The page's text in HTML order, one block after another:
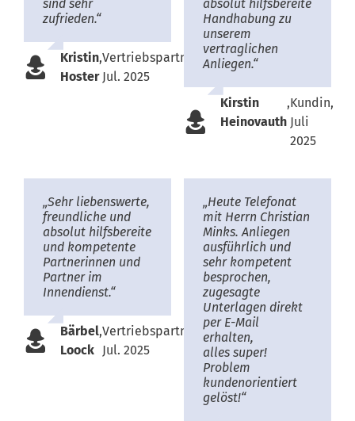
sind sehr
zufrieden.“
Kristin
Hoster
,Vertriebspartnerin,
Jul. 2025
absolut hilfsbereite
Handhabung zu
unserem
vertraglichen
Anliegen.“
Kirstin
Heinovauth
,Kundin,
Juli
2025
„Sehr liebenswerte,
freundliche und
absolut hilfsbereite
und kompetente
Partnerinnen und
Partner im
Innendienst.“
Bärbel
Loock
,Vertriebspartnerin,
Jul. 2025
„Heute Telefonat
mit Herrn Christian
Minks. Anliegen
ausführlich und
sehr kompetent
besprochen,
zugesagte
Unterlagen direkt
per E-Mail
erhalten,
alles super!
Problem
kundenorientiert
gelöst!“